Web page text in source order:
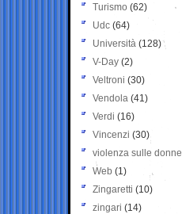
Turismo (62)
Udc (64)
Università (128)
V-Day (2)
Veltroni (30)
Vendola (41)
Verdi (16)
Vincenzi (30)
violenza sulle donne
Web (1)
Zingaretti (10)
zingari (14)